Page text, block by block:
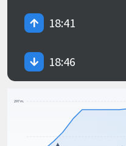
18:41
18:46